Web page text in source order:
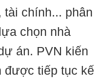
tài chính... phân
chọn nhà
án. PVN kiến
được tiếp tục kế